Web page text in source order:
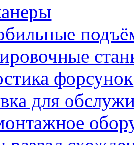
форсунок
для